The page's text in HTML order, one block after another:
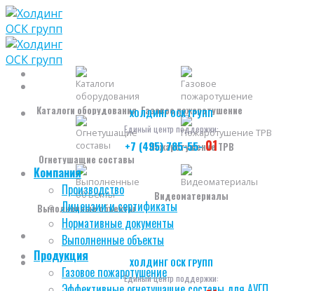
Skip
to
content
ХОЛДИНГ ОСК ГРУПП
Единый центр поддержки:
+7 (495) 785-55- 01
Компания
Производство
Лицензии и сертификаты
Нормативные документы
Выполненные объекты
Продукция
Газовое пожаротушение
Каталоги оборудования Газовое пожаротушение
Огнетушащие составы
Пожаротушение ТРВ
Выполненные объекты
Видеоматериалы
ХОЛДИНГ ОСК ГРУПП
Единый центр поддержки: